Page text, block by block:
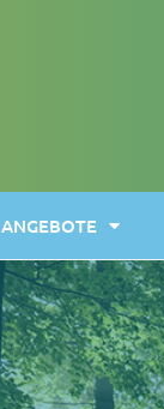
ANGEBOTE